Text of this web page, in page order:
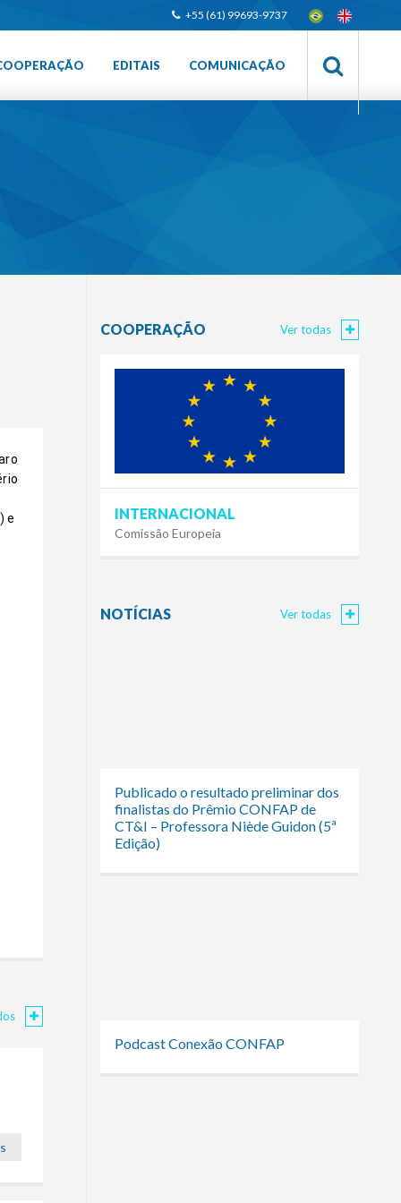
+55 (61) 99693-9737
EDITAIS COMUNICAÇÃO
e
COOPERAÇÃO Ver todas
INTERNACIONAL
Comissão Europeia
NOTÍCIAS Ver todas
Publicado o resultado preliminar dos
finalistas do Prêmio CONFAP de
CT&I – Professora Niède Guidon (5ª
Edição)
Podcast Conexão CONFAP